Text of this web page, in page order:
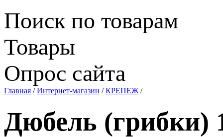
Поиск по товарам
Товары
Опрос сайта
Главная / Интернет-магазин / КРЕПЕЖ/
Дюбель (грибки)